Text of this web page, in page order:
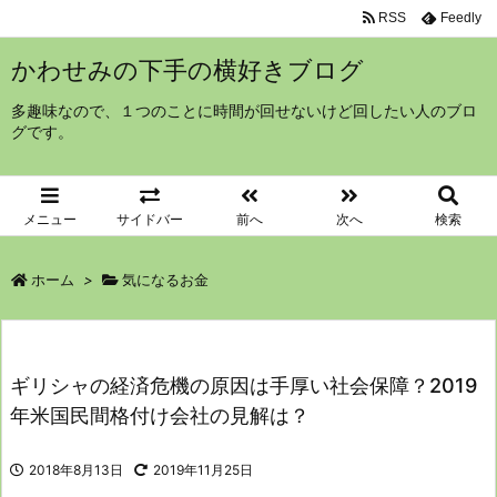
かわせみの下手の横好きブログ
多趣味なので、１つのことに時間が回せないけど回したい人のブロ
グです。
メニュー サイドバー 前へ 次へ 検索
RSS Feedly
ホーム > 気になるお金
ギリシャの経済危機の原因は手厚い社会保障？2019
年米国民間格付け会社の見解は？
2018年8月13日 2019年11月25日